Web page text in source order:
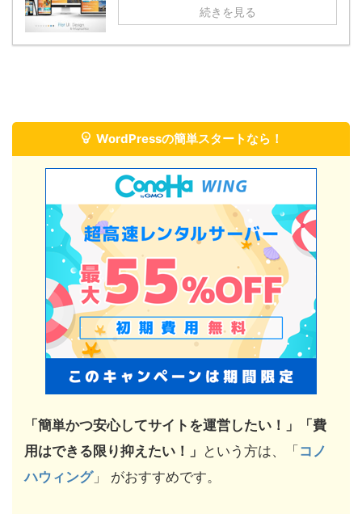
続きを見る
WordPressの簡単スタートなら！
「簡単かつ安心してサイトを運営したい！」「費
用はできる限り抑えたい！」 という方は、「コノ
ハウィング」 がおすすめです。